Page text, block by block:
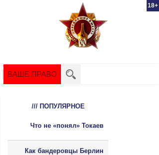
18+
ВАШЕ ПРАВО
/// ПОПУЛЯРНОЕ
Что не «понял» Токаев
Как бандеровцы Берлин